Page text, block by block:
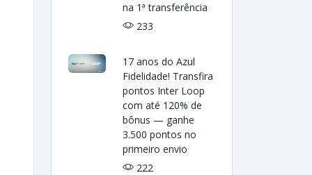
na 1ª transferência
233
17 anos do Azul
Fidelidade! Transfira
pontos Inter Loop
com até 120% de
bônus — ganhe
3.500 pontos no
primeiro envio
222